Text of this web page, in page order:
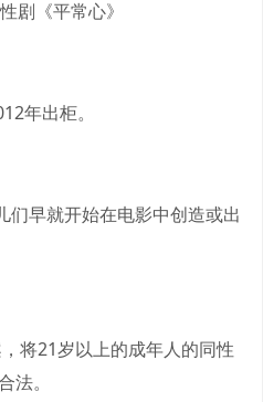
剧《平常心》
年出柜。
们早就开始在电影中创造或出
将21岁以上的成年人的同性
法。